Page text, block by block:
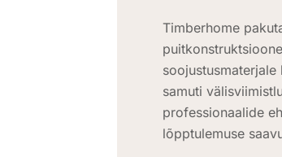
Timberhome
samuti
professionaalide
lõpptulemuse